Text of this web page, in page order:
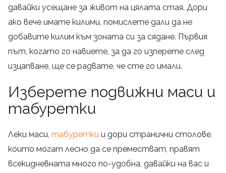
давайки усещане за живот на цялата стая. Дори
ако вече имате килими, помислете дали да не
добавите килим към зоната си за сядане. Първия
път, когато го навиете, за да го изперете след
изцапване, ще се радвате, че сте го имали.
Изберете подвижни маси и
табуретки
Леки маси, табуретки и дори странични столове,
които могат лесно да се преместват, правят
всекидневната много по-удобна, давайки на вас и